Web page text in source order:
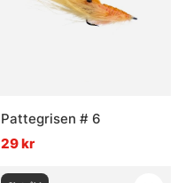
Pattegrisen # 6
29 kr